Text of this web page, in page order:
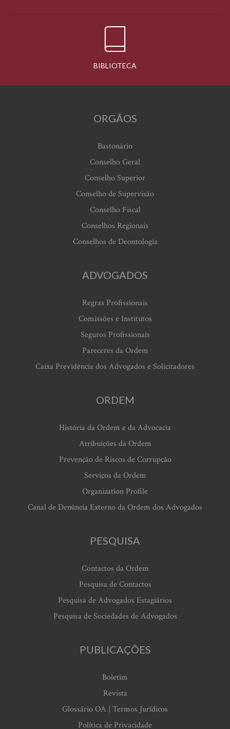
BIBLIOTECA
ORGÃOS
Bastonário
Conselho Geral
Conselho Superior
Conselho de Supervisão
Conselho Fiscal
Conselhos Regionais
Conselhos de Deontologia
ADVOGADOS
Regras Profissionais
Comissões e Institutos
Seguros Profissionais
Pareceres da Ordem
Caixa Previdência dos Advogados e Solicitadores
ORDEM
História da Ordem e da Advocacia
Atribuições da Ordem
Prevenção de Riscos de Corrupção
Serviços da Ordem
Organization Profile
Canal de Denúncia Externo da Ordem dos Advogados
PESQUISA
Contactos da Ordem
Pesquisa de Contactos
Pesquisa de Advogados Estagiários
Pesquisa de Sociedades de Advogados
PUBLICAÇÕES
Boletim
Revista
Glossário OA | Termos Jurídicos
Política de Privacidade